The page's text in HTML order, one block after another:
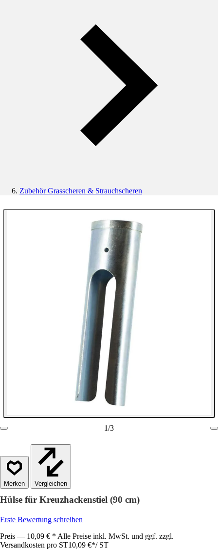
Zubehör Grasscheren & Strauchscheren
1/3
Vergleichen
Hülse für Kreuzhackenstiel (90 cm)
Erste Bewertung schreiben
Preis — 10,09 € * Alle Preise inkl. MwSt. und ggf. zzgl.
Versandkosten pro ST10,09 €*/ ST